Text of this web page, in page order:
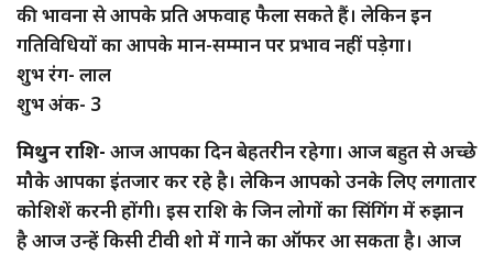
की भावना से आपके प्रति अफवाह फैला सकते हैं। लेकिन इन
गतिविधियों का आपके मान-सम्मान पर प्रभाव नहीं पड़ेगा।
शुभ रंग- लाल
शुभ अंक- 3
मिथुन राशि- आज आपका दिन बेहतरीन रहेगा। आज बहुत से अच्छे
मौके आपका इंतजार कर रहे है। लेकिन आपको उनके लिए लगातार
कोशिशें करनी होंगी। इस राशि के जिन लोगों का सिंगिंग में रुझान
है आज उन्हें किसी टीवी शो में गाने का ऑफर आ सकता है। आज